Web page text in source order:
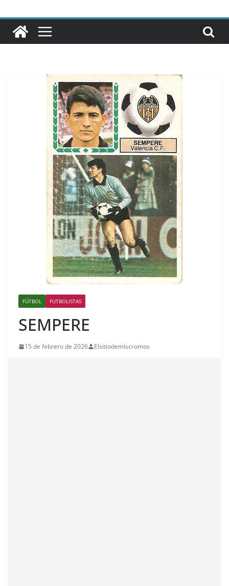
FÚTBOL FUTBOLISTAS
SEMPERE
15 de febrero de 2026 Elsitiodemiscromos